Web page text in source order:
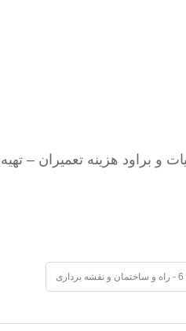
و براود هزینه تعمیران –